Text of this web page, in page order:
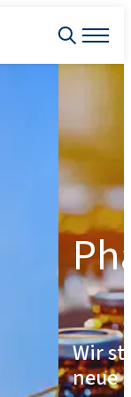
Wir
neue